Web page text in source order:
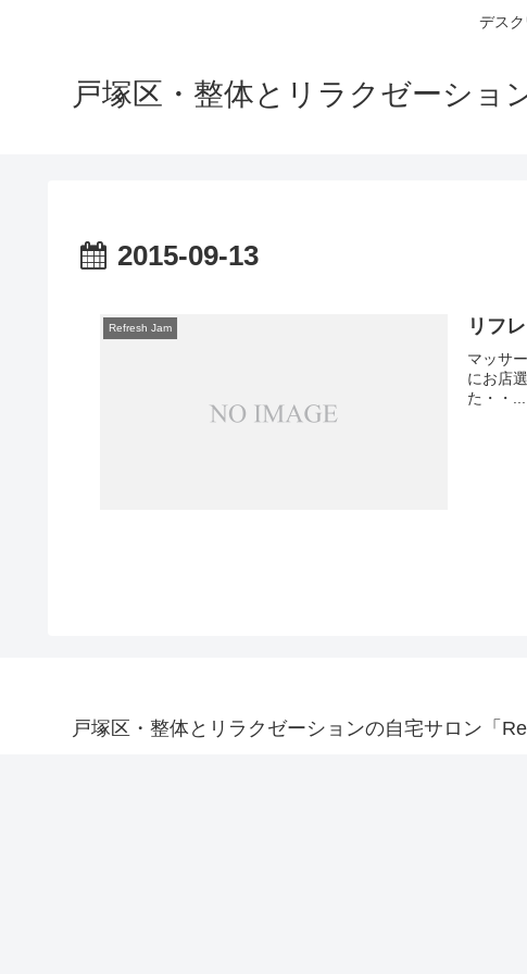
デス
戸塚区・整体とリラクゼーショ
2015-09-13
Refresh Jam リフ
マッサ
にお店
た・・...
戸塚区・整体とリラクゼーションの自宅サロン「